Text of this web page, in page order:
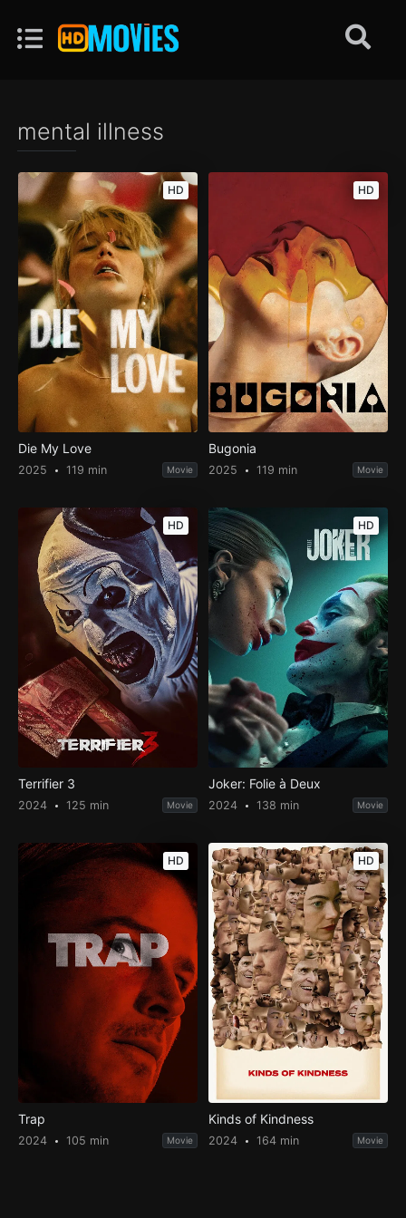
mental illness
HD
Die My Love
2025 119 min Movie
HD
Bugonia
2025 119 min Movie
HD
Terrifier 3
2024 125 min Movie
HD
Joker: Folie à Deux
2024 138 min Movie
HD
Trap
2024 105 min Movie
HD
Kinds of Kindness
2024 164 min Movie